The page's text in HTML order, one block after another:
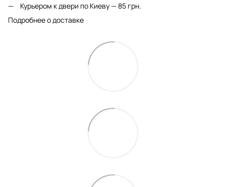
Курьером к двери по Киеву — 85 грн.
Подробнее о доставке